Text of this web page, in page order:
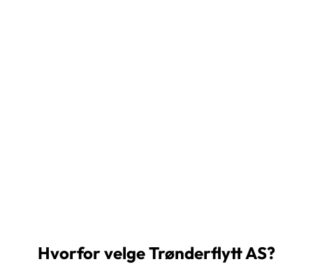
Hvorfor velge Trønderflytt AS?